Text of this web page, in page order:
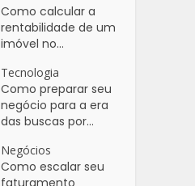
Como calcular a
rentabilidade de um
imóvel no...
Tecnologia
Como preparar seu
negócio para a era
das buscas por...
Negócios
Como escalar seu
faturamento